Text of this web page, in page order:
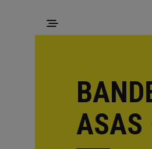
ASAS